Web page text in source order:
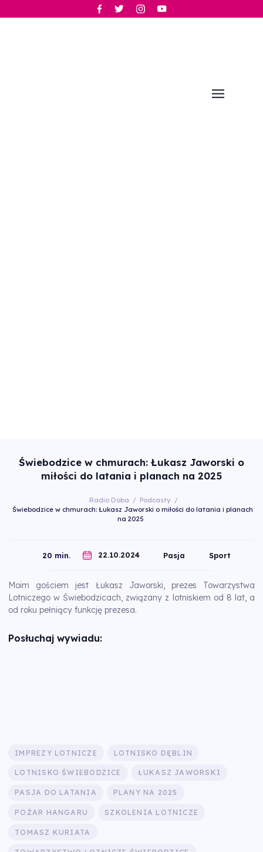
Świebodzice w chmurach: Łukasz Jaworski o
miłości do latania i planach na 2025
Radio Doba / Podcasty /
Świebodzice w chmurach: Łukasz Jaworski o miłości do latania i planach
na 2025
20 min. 22.10.2024 Pasja Sport
Moim gościem jest Łukasz Jaworski, prezes Towarzystwa
Lotniczego w Świebodzicach, związany z lotniskiem od 8 lat, a
od roku pełniący funkcję prezesa.
Posłuchaj wywiadu:
IMPREZY LOTNICZE LOTNISKO DĘBLIN
LOTNISKO ŚWIEBODZICE ŁUKASZ JAWORSKI
PASJA DO LATANIA PLANY NA 2025
POŻAR HANGARU SZKOLENIA LOTNICZE
TOMASZ KURIATA